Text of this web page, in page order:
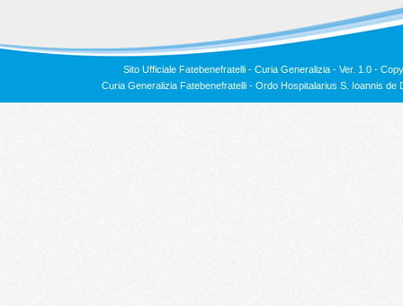
Sito Ufficiale Fatebenefratelli - Curia Generalizia - Ver. 1.0 -
Curia Generalizia Fatebenefratelli - Ordo Hospitalarius S. Ioannis